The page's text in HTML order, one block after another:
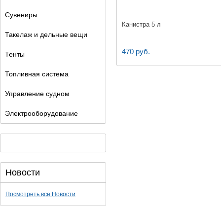
Канистра 5 л
470 руб.
Сувениры
Такелаж и дельные вещи
Тенты
Топливная система
Управление судном
Электрооборудование
Новости
Посмотреть все Новости